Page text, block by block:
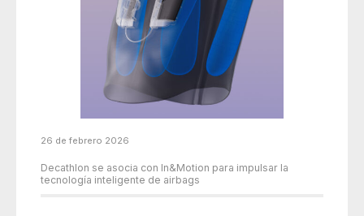
26 de febrero 2026
Decathlon se asocia con In&Motion para impulsar la
tecnología inteligente de airbags